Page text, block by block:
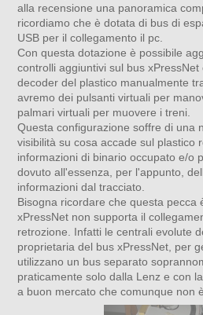
alla recensione una panoramica
ricordiamo che è dotata di bus di
USB per il collegamento il pc.
Con questa dotazione è possibile
controlli aggiuntivi sul bus
decoder del plastico manualmente
avremo dei pulsanti virtuali per
palmari virtuali per muovere i treni.
Questa configurazione soffre di una
visibilità su cosa accade sul plastico
informazioni di binario occupato e/o
dovuto all'essenza, per l'appunto,
informazioni dal tracciato.
Bisogna ricordare che questa pecca
xPressNet non supporta il
retrozione. Infatti le centrali evolute
proprietaria del bus xPressNet, per
utilizzano un bus separato
praticamente solo dalla Lenz e con
a buon mercato che comunque non